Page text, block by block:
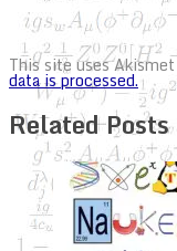
This site uses
data is processed.
Related Posts